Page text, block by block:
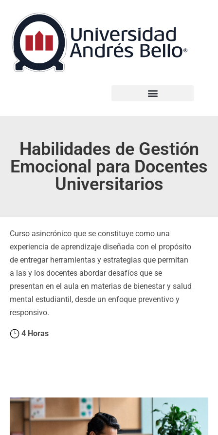
Habilidades de Gestión
Emocional para Docentes
Universitarios
Curso asincrónico que se constituye como una
experiencia de aprendizaje diseñada con el propósito
de entregar herramientas y estrategias que permitan
a las y los docentes abordar desafíos que se
presentan en el aula en materias de bienestar y salud
mental estudiantil, desde un enfoque preventivo y
responsivo.
4 Horas